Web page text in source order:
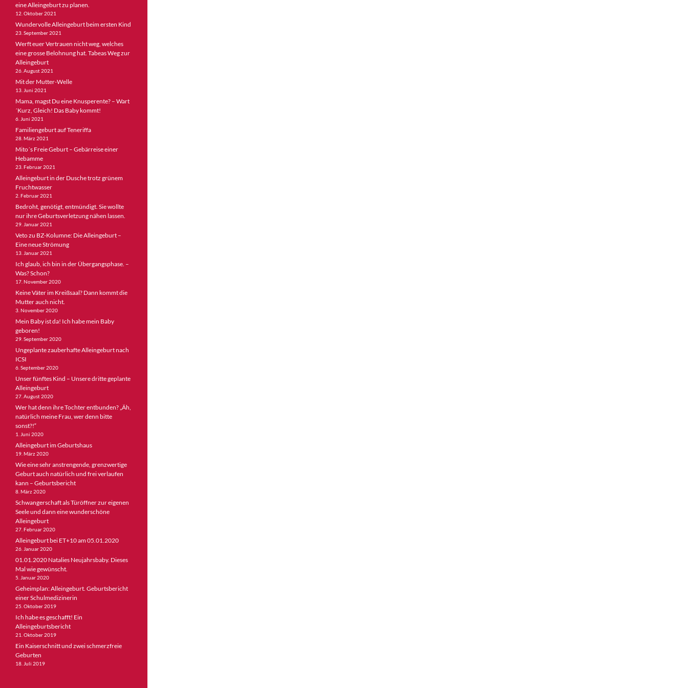
eine Alleingeburt zu planen.
12. Oktober 2021
Wundervolle Alleingeburt beim ersten Kind
23. September 2021
Werft euer Vertrauen nicht weg, welches
eine grosse Belohnung hat. Tabeas Weg zur
Alleingeburt
26. August 2021
Mit der Mutter-Welle
13. Juni 2021
Mama, magst Du eine Knusperente? – Wart
´Kurz, Gleich! Das Baby kommt!
6. Juni 2021
Familiengeburt auf Teneriffa
28. März 2021
Mito´s Freie Geburt – Gebärreise einer
Hebamme
23. Februar 2021
Alleingeburt in der Dusche trotz grünem
Fruchtwasser
2. Februar 2021
Bedroht, genötigt, entmündigt. Sie wollte
nur ihre Geburtsverletzung nähen lassen.
29. Januar 2021
Veto zu BZ-Kolumne: Die Alleingeburt –
Eine neue Strömung
13. Januar 2021
Ich glaub, ich bin in der Übergangsphase. –
Was? Schon?
17. November 2020
Keine Väter im Kreißsaal? Dann kommt die
Mutter auch nicht.
3. November 2020
Mein Baby ist da! Ich habe mein Baby
geboren!
29. September 2020
Ungeplante zauberhafte Alleingeburt nach
ICSI
6. September 2020
Unser fünftes Kind – Unsere dritte geplante
Alleingeburt
27. August 2020
Wer hat denn ihre Tochter entbunden? „Äh,
natürlich meine Frau, wer denn bitte
sonst?!“
1. Juni 2020
Alleingeburt im Geburtshaus
19. März 2020
Wie eine sehr anstrengende, grenzwertige
Geburt auch natürlich und frei verlaufen
kann – Geburtsbericht
8. März 2020
Schwangerschaft als Türöffner zur eigenen
Seele und dann eine wunderschöne
Alleingeburt
27. Februar 2020
Alleingeburt bei ET+10 am 05.01.2020
26. Januar 2020
01.01.2020 Natalies Neujahrsbaby. Dieses
Mal wie gewünscht.
5. Januar 2020
Geheimplan: Alleingeburt. Geburtsbericht
einer Schulmedizinerin
25. Oktober 2019
Ich habe es geschafft! Ein
Alleingeburtsbericht
21. Oktober 2019
Ein Kaiserschnitt und zwei schmerzfreie
Geburten
18. Juli 2019